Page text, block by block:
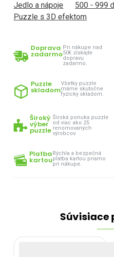
Jedlo a nápoje
500 - 999
Puzzle s 3D efektom
Doprava
zadarmo
Pri nákupe nad
50€ získajte
dopravu
zadarmo.
Puzzle
skladom
Všetky puzzle
máme skutočne
fyzicky skladom.
Široký
výber
puzzle
Široká ponuka puzzle
od viac ako 25
renomovaných
výrobcov.
Platba
kartou
Rýchla a bezpečná
platba kartou priamo
pri nákupe.
Súvisiace